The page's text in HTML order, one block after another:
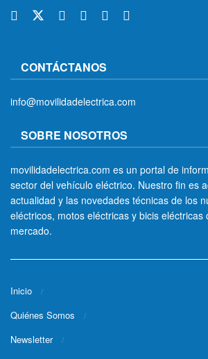
CONTÁCTANOS
info@movilidadelectrica.com
SOBRE NOSOTROS
movilidadelectrica.com es un portal de
sector del vehículo eléctrico. Nuestro fin es
actualidad y las novedades técnicas de los
eléctricos, motos eléctricas y bicis
mercado.
Inicio
Quiénes Somos
Newsletter